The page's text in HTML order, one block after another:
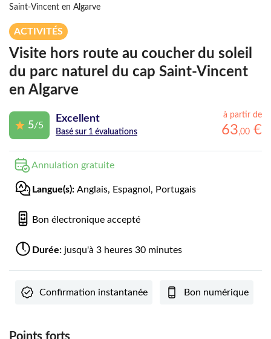
Saint-Vincent en Algarve
ACTIVITÉS
Visite hors route au coucher du soleil
du parc naturel du cap Saint-Vincent
en Algarve
5/5
Excellent
Basé sur 1 évaluations
à partir de
63,00 €
Annulation gratuite
Langue(s): Anglais, Espagnol, Portugais
Bon électronique accepté
Durée: jusqu'à 3 heures 30 minutes
Confirmation instantanée Bon numérique